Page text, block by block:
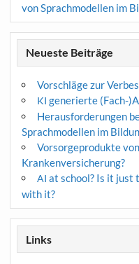
von Sprachmodellen im
Neueste Beiträge
Vorschläge zur
KI generierte (Fach-
Herausforderungen
Sprachmodellen im
Vorsorgeprodukte
Krankenversicherung?
AI at school? Is it just
with it?
Links